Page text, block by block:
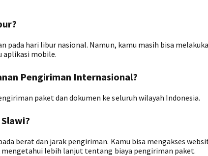
pada hari libur nasional. Namun, kamu masih bisa
aplikasi mobile.
Pengiriman Internasional?
paket dan dokumen ke seluruh wilayah Indonesia.
berat dan jarak pengiriman. Kamu bisa mengakses
lebih lanjut tentang biaya pengiriman paket.